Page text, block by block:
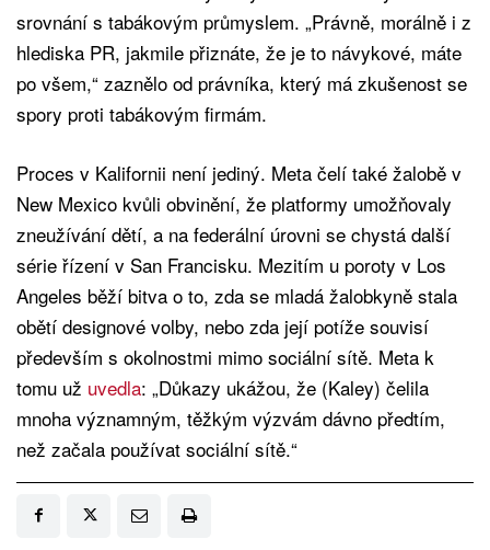
srovnání s tabákovým průmyslem. „Právně, morálně i z
hlediska PR, jakmile přiznáte, že je to návykové, máte
po všem,“ zaznělo od právníka, který má zkušenost se
spory proti tabákovým firmám.
Proces v Kalifornii není jediný. Meta čelí také žalobě v
New Mexico kvůli obvinění, že platformy umožňovaly
zneužívání dětí, a na federální úrovni se chystá další
série řízení v San Francisku. Mezitím u poroty v Los
Angeles běží bitva o to, zda se mladá žalobkyně stala
obětí designové volby, nebo zda její potíže souvisí
především s okolnostmi mimo sociální sítě. Meta k
tomu už uvedla: „Důkazy ukážou, že (Kaley) čelila
mnoha významným, těžkým výzvám dávno předtím,
než začala používat sociální sítě.“